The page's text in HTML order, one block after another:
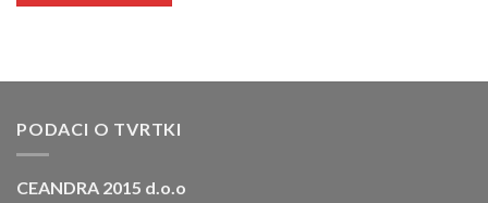
PODACI O TVRTKI
CEANDRA 2015 d.o.o